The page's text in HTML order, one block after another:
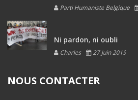
Parti Humaniste Belgique
Ni pardon, ni oubli
Charles 27 Juin 2019
NOUS CONTACTER